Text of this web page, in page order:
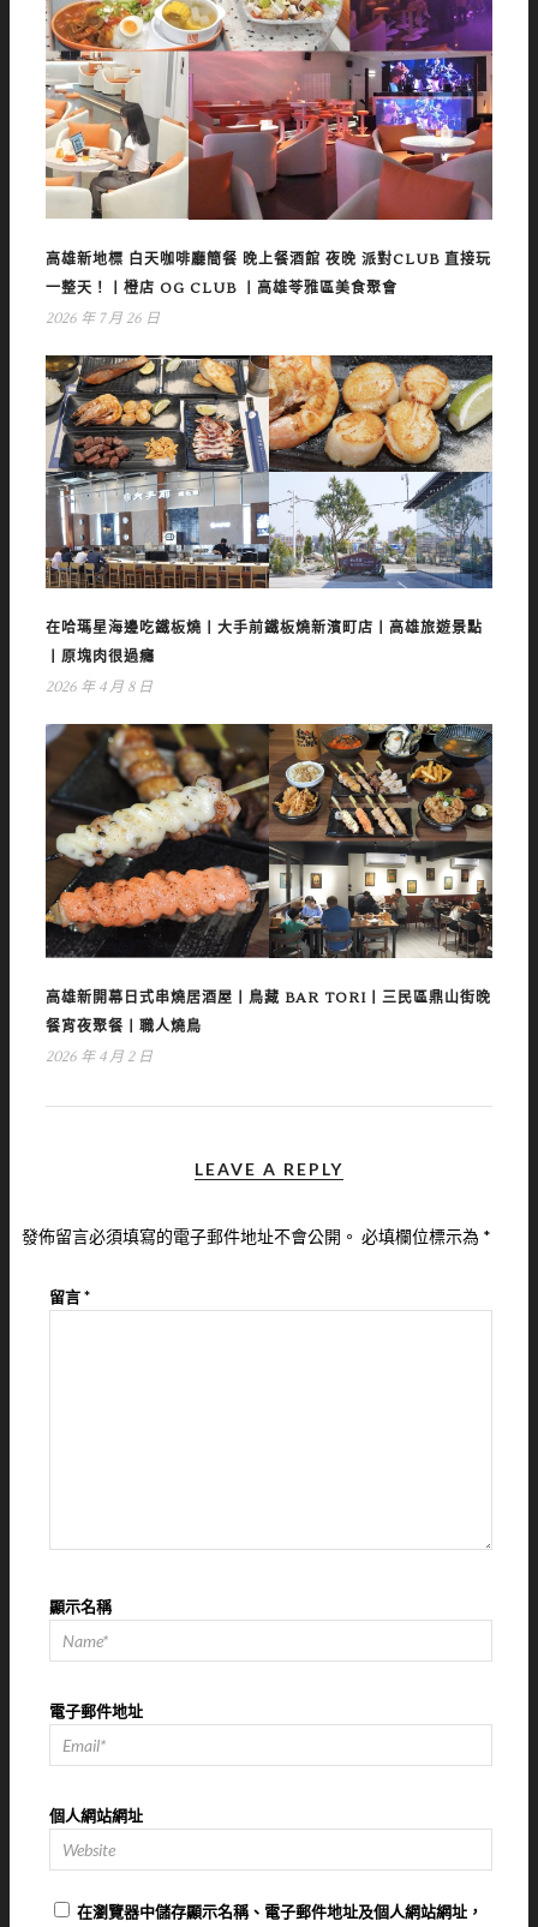
高雄新地標 白天咖啡廳簡餐 晚上餐酒館 夜晚 派對CLUB 直接玩
一整天！丨橙店 OG CLUB 丨高雄苓雅區美食聚會
2026 年 7 月 26 日
在哈瑪星海邊吃鐵板燒丨大手前鐵板燒新濱町店丨高雄旅遊景點
丨原塊肉很過癮
2026 年 4 月 8 日
高雄新開幕日式串燒居酒屋丨鳥藏 BAR TORI丨三民區鼎山街晚
餐宵夜聚餐丨職人燒鳥
2026 年 4 月 2 日
LEAVE A REPLY
發佈留言必須填寫的電子郵件地址不會公開。 必填欄位標示為 *
留言*
顯示名稱
電子郵件地址
個人網站網址
在瀏覽器中儲存顯示名稱、電子郵件地址及個人網站網址，